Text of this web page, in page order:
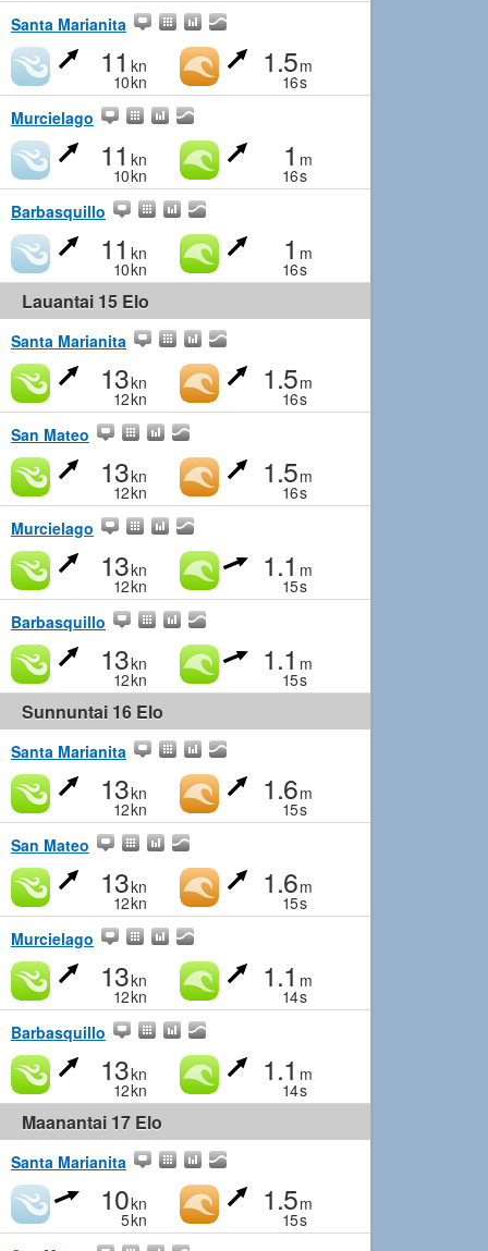
Santa Marianita
11 kn
10kn
1.5m
16s
Murcielago
11 kn
10kn
1 m
16s
Barbasquillo
11 kn
10kn
1 m
16s
Lauantai 15 Elo
Santa Marianita
13kn
12kn
1.5m
16s
San Mateo
13kn
12kn
1.5m
16s
Murcielago
13kn
12kn
1.1 m
15s
Barbasquillo
13kn
12kn
1.1 m
15s
Sunnuntai 16 Elo
Santa Marianita
13kn
12kn
1.6m
15s
San Mateo
13kn
12kn
1.6m
15s
Murcielago
13kn
12kn
1.1 m
14s
Barbasquillo
13kn
12kn
1.1 m
14s
Maanantai 17 Elo
Santa Marianita
10kn
5kn
1.5m
15s